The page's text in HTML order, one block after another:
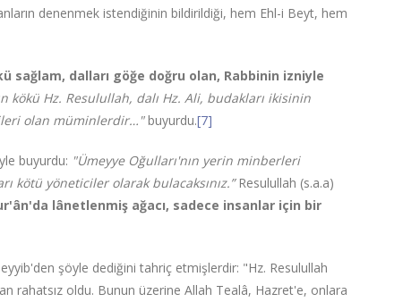
denenmek istendiğinin bildirildiği, hem Ehl-i Beyt, hem
sağlam, dalları göğe doğru olan, Rabbinin izniyle
kökü Hz. Resulullah, dalı Hz. Ali, budakları ikisinin
olan müminlerdir…"buyurdu.[7]
buyurdu: "Ümeyye Oğulları'nın yerin minberleri
kötü yöneticiler olarak bulacaksınız.”Resulullah (s.a.a)
lânetlenmiş ağacı, sadece insanlar için bir
şöyle dediğini tahriç etmişlerdir: "Hz. Resulullah
rahatsız oldu. Bunun üzerine Allah Tealâ, Hazret'e, onlara